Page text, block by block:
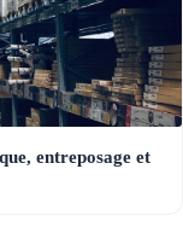
entreposage et